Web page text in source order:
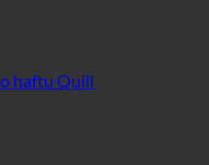
haftu Quill